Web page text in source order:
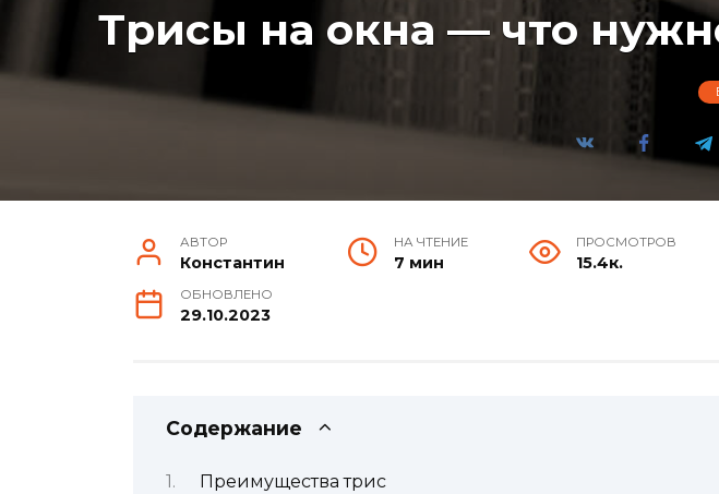
Трисы на окна — что
АВТОР
Константин
НА ЧТЕНИЕ
7 мин
ПРОСМОТРОВ
15.4к.
ОБНОВЛЕНО
29.10.2023
Содержание
Преимущества трис